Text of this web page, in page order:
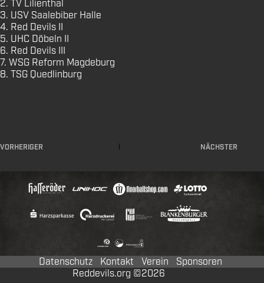
2. TV Lilienthal
3. USV Saalebiber Halle
4. Red Devils II
5. UHC Döbeln II
6. Red Devils III
7. WSG Reform Magdeburg
8. TSG Quedlinburg
VORHERIGER NÄCHSTER
Datenschutz Kontakt Verein
Sponsoren
Reddevils.org ©2026